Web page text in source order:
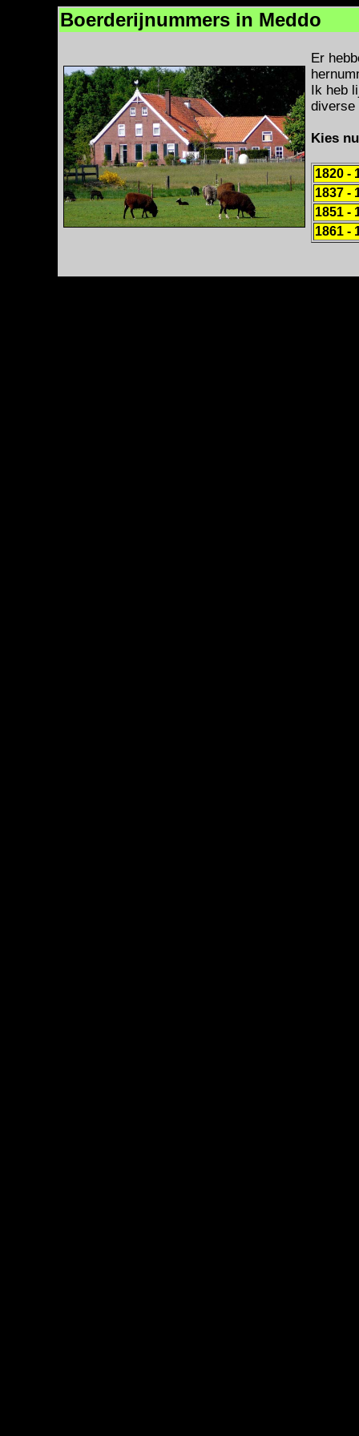
Boerderijnummers in Meddo
Er
Ik heb
diverse
Kies
1820 -
1837 -
1851 -
1861 -